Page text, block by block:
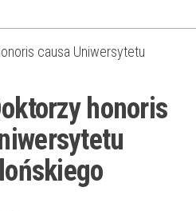
causa Uniwersytetu
honoris